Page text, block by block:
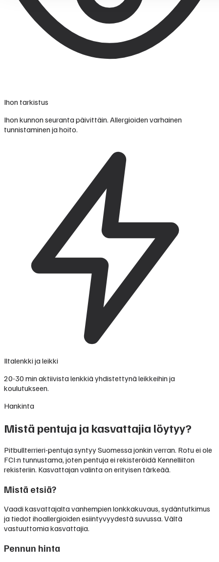
Ihon tarkistus
Ihon kunnon seuranta päivittäin. Allergioiden varhainen
tunnistaminen ja hoito.
Iltalenkki ja leikki
20-30 min aktiivista lenkkiä yhdistettynä leikkeihin ja
koulutukseen.
Hankinta
Mistä pentuja ja kasvattajia löytyy?
Pitbullterrieri-pentuja syntyy Suomessa jonkin verran. Rotu ei ole
FCI:n tunnustama, joten pentuja ei rekisteröidä Kennelliiton
rekisteriin. Kasvattajan valinta on erityisen tärkeää.
Mistä etsiä?
Vaadi kasvattajalta vanhempien lonkkakuvaus, sydäntutkimus
ja tiedot ihoallergioiden esiintyvyydestä suvussa. Vältä
vastuuttomia kasvattajia.
Pennun hinta